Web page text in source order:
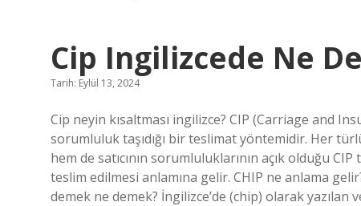
Cip Ingilizcede Ne
Tarih: Eylül 13, 2024
Cip neyin kısaltması ingilizce? CIP (Carriage and
sorumluluk taşıdığı bir teslimat yöntemidir. Her
hem de satıcının sorumluluklarının açık olduğu
teslim edilmesi anlamına gelir. CHIP ne anlama
demek ne demek? İngilizce’de (chip) olarak